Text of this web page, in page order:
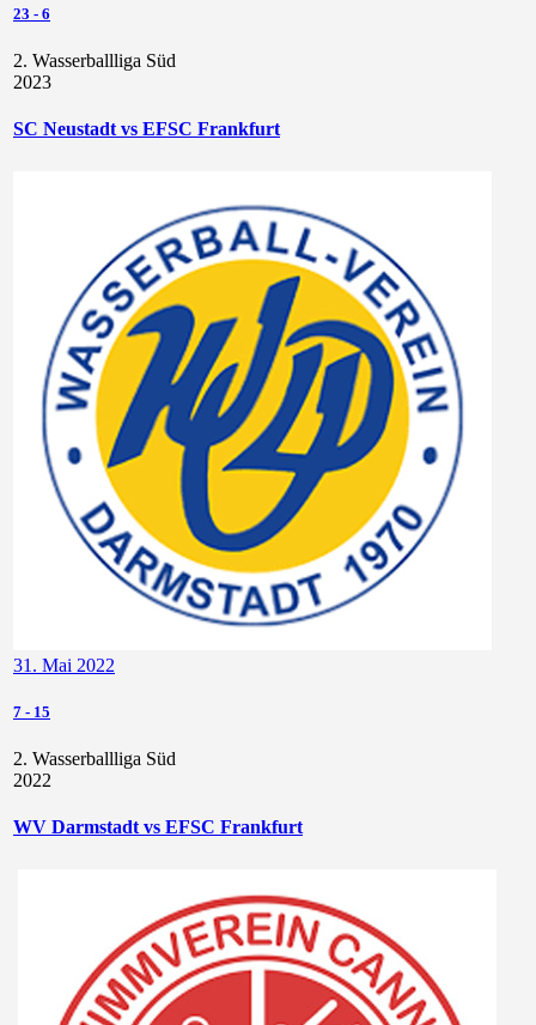
23 - 6
2. Wasserballliga Süd
2023
SC Neustadt vs EFSC Frankfurt
31. Mai 2022
7 - 15
2. Wasserballliga Süd
2022
WV Darmstadt vs EFSC Frankfurt